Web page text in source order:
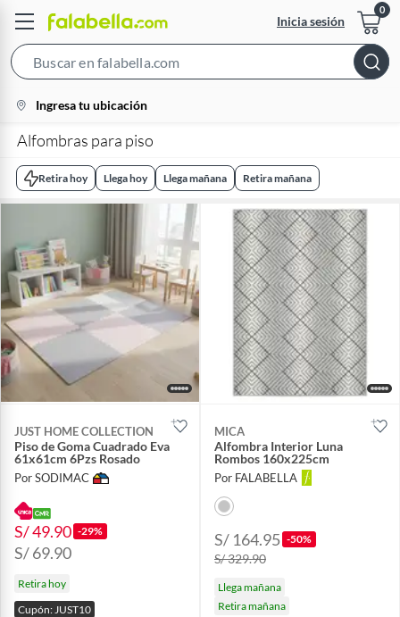
Inicia sesión
Bar
location-
icon
Ingresa tu ubicación
Alfombras para piso
Retira hoy Llega hoy Llega mañana Retira mañana
JUST HOME COLLECTION
Piso de Goma Cuadrado Eva
61x61cm 6Pzs Rosado
Por SODIMAC
S/ 49.90 -29%
S/ 69.90
Retira hoy
Cupón: JUST10
MICA
Alfombra Interior Luna
Rombos 160x225cm
Por FALABELLA
S/ 164.95 -50%
S/ 329.90
Llega mañana
Retira mañana